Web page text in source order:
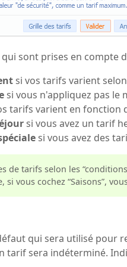
sont prises en compte
si vos tarifs varient
si vous n'appliquez pas
tarifs varient en fonction
si vous avez un tarif
si vous avez des
de tarifs selon les
si vous cochez “Saisons”,
qui sera utilisé pour
tarif sera indéterminé.